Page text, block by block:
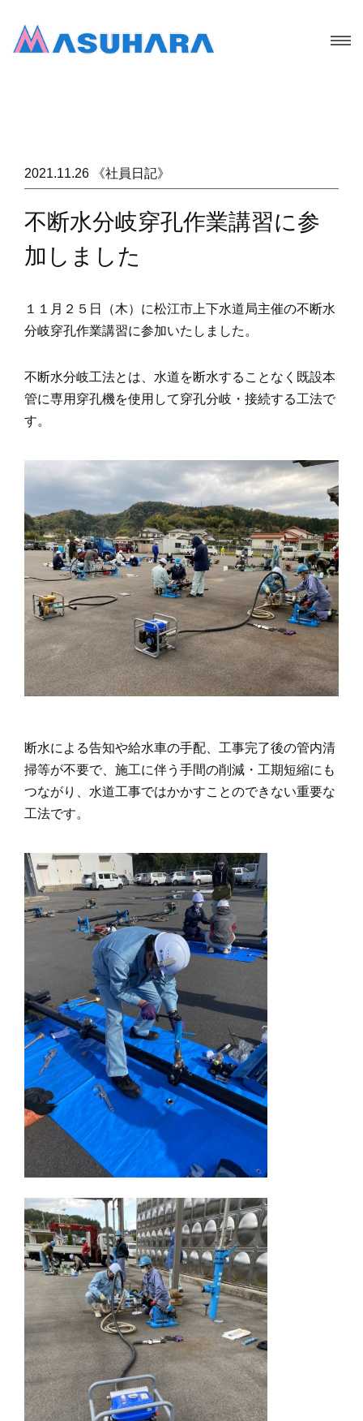
2021.11.26 《社員日記》
不断水分岐穿孔作業講習に参
加しました
１１月２５日（木）に松江市上下水道局主催の不断水
分岐穿孔作業講習に参加いたしました。
不断水分岐工法とは、水道を断水することなく既設本
管に専用穿孔機を使用して穿孔分岐・接続する工法で
す。
断水による告知や給水車の手配、工事完了後の管内清
掃等が不要で、施工に伴う手間の削減・工期短縮にも
つながり、水道工事ではかかすことのできない重要な
工法です。